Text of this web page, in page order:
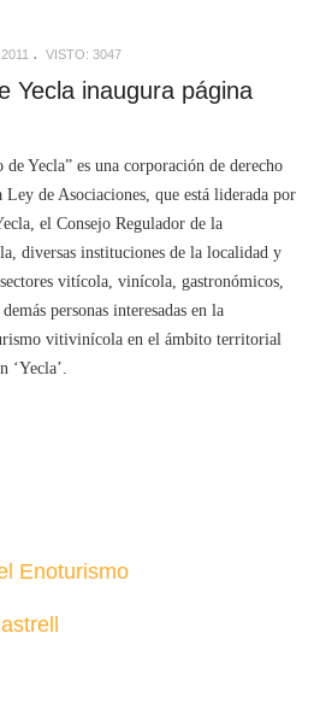
VISTO: 3047
Yecla inaugura página
Yecla” es una corporación de derecho
de Asociaciones, que está liderada por
el Consejo Regulador de la
diversas instituciones de la localidad y
vitícola, vinícola, gastronómicos,
personas interesadas en la
vitivinícola en el ámbito territorial
‘Yecla’.
Enoturismo